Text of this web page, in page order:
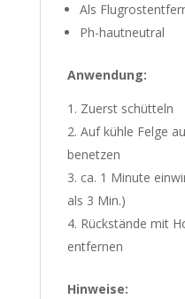
Als
Ph-hautneutral
Anwendung:
Zuerst schütteln
Auf kühle Felge
benetzen
ca. 1 Minute
als 3 Min.)
Rückstände mit
entfernen
Hinweise: